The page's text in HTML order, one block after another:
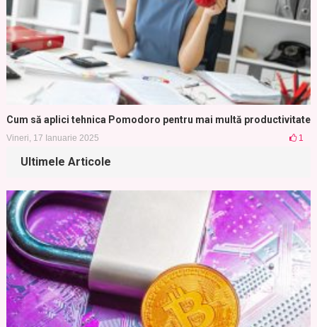
Cum să aplici tehnica Pomodoro pentru mai multă productivitate
Vineri, 17 Ianuarie 2025 1
Ultimele Articole